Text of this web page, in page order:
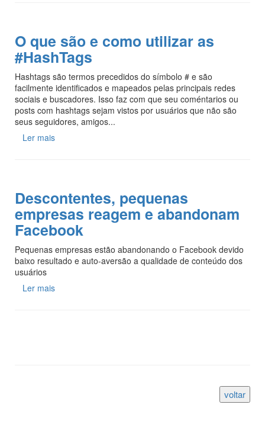
O que são e como utilizar as
#HashTags
Hashtags são termos precedidos do símbolo # e são
facilmente identificados e mapeados pelas principais redes
sociais e buscadores. Isso faz com que seu coméntarios ou
posts com hashtags sejam vistos por usuários que não são
seus seguidores, amigos...
Ler mais
Descontentes, pequenas
empresas reagem e abandonam
Facebook
Pequenas empresas estão abandonando o Facebook devido
baixo resultado e auto-aversão a qualidade de conteúdo dos
usuários
Ler mais